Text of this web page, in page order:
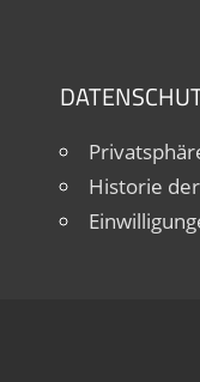
Historie